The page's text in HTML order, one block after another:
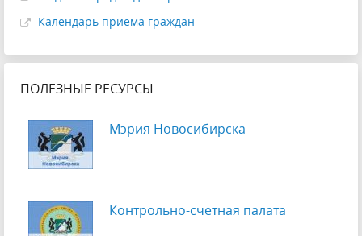
Календарь приема граждан
ПОЛЕЗНЫЕ РЕСУРСЫ
Мэрия Новосибирска
Контрольно-счетная палата